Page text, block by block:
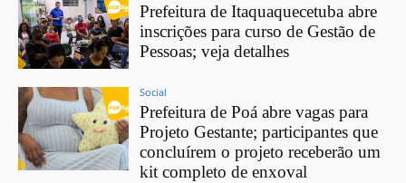
Prefeitura de Itaquaquecetuba abre
inscrições para curso de Gestão de
Pessoas; veja detalhes
Social
Prefeitura de Poá abre vagas para
Projeto Gestante; participantes que
concluírem o projeto receberão um
kit completo de enxoval